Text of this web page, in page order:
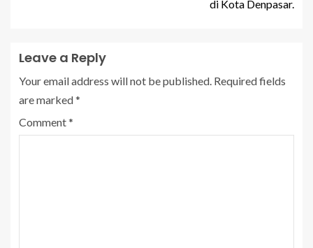
di Kota Denpasar.
Leave a Reply
Your email address will not be published. Required fields
are marked*
Comment*